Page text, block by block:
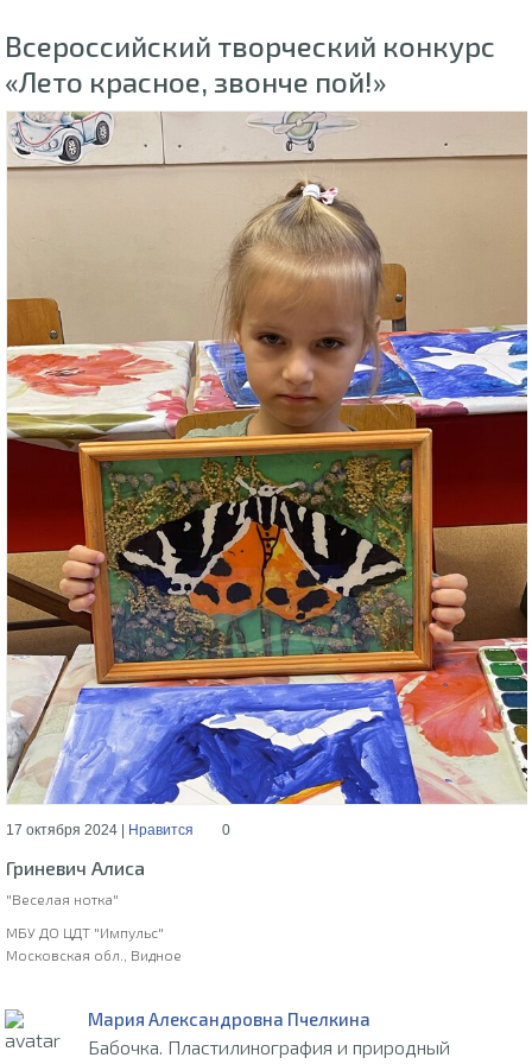
Всероссийский творческий конкурс
«Лето красное, звонче пой!»
17 октября 2024 | Нравится 0
Гриневич Алиса
"Веселая нотка"
МБУ ДО ЦДТ "Импульс"
Московская обл., Видное
Мария Александровна Пчелкина
Бабочка. Пластилинография и природный